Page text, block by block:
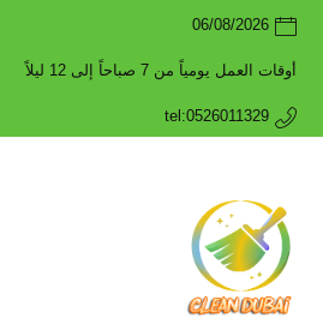
06/08/2026
أوقات العمل يومياً من 7 صباحاً إلى 12 ليلاً
tel:0526011329